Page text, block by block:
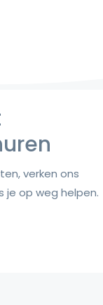
verken ons
je op weg helpen.